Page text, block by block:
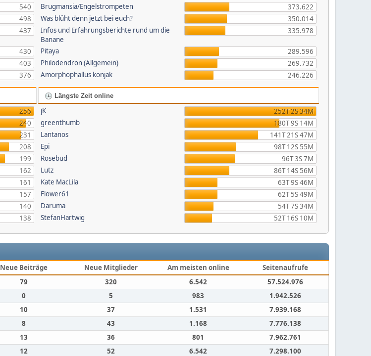
540
498
437
430
403
376
Brugmansia/Engelstrompeten
373.622
Was blüht denn jetzt bei euch?
350.014
Infos und Erfahrungsberichte rund um die
Banane
335.978
Pitaya
289.596
Philodendron (Allgemein)
269.732
Amorphophallus konjak
246.226
256
240
231
208
199
162
161
157
140
138
Längste Zeit online
jK
252T 2S 34M
greenthumb
180T 9S 14M
Lantanos
141T 21S 47M
Epi
98T 12S 55M
Rosebud
96T 3S 7M
Lutz
86T 14S 56M
Kate MacLila
63T 9S 46M
Flower61
62T 5S 49M
Daruma
54T 7S 34M
StefanHartwig
52T 16S 10M
Neue Beiträge Neue Mitglieder Am meisten online
Seitenaufrufe
79 320 6.542
57.524.976
0 5 983
1.942.526
10 37 1.531
7.939.168
8 43 1.168
7.776.138
13 36 801
7.962.761
12 52 6.542
7.298.100